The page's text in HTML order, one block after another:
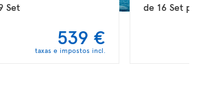
Set
539 €
taxas e impostos incl.
de 16 Set